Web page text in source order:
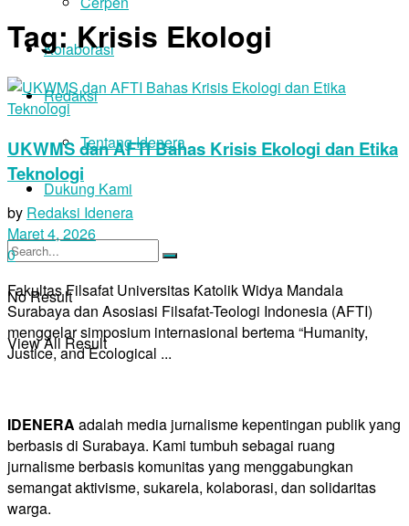
Kolaborasi
Redaksi
Tentang Idenera
Dukung Kami
No Result
View All Result
Tag:Krisis Ekologi
UKWMS dan AFTI Bahas Krisis Ekologi dan Etika
Teknologi
by Redaksi Idenera
Maret 4, 2026
0
Fakultas Filsafat Universitas Katolik Widya Mandala
Surabaya dan Asosiasi Filsafat-Teologi Indonesia (AFTI)
menggelar simposium internasional bertema “Humanity,
Justice, and Ecological ...
IDENERA adalah media jurnalisme kepentingan publik yang
berbasis di Surabaya. Kami tumbuh sebagai ruang
jurnalisme berbasis komunitas yang menggabungkan
semangat aktivisme, sukarela, kolaborasi, dan solidaritas
warga.